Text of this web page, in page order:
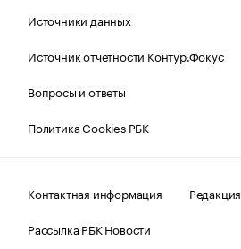
Источники данных
Источник отчетности Контур.Фокус
Вопросы и ответы
Политика Cookies РБК
Контактная информация
Редакция
Рассылка РБК Новости